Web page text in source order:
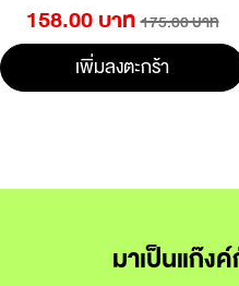
158.00 บาท 175.00 บาท
เพิ่มลงตะกร้า
มาเป็นแก๊